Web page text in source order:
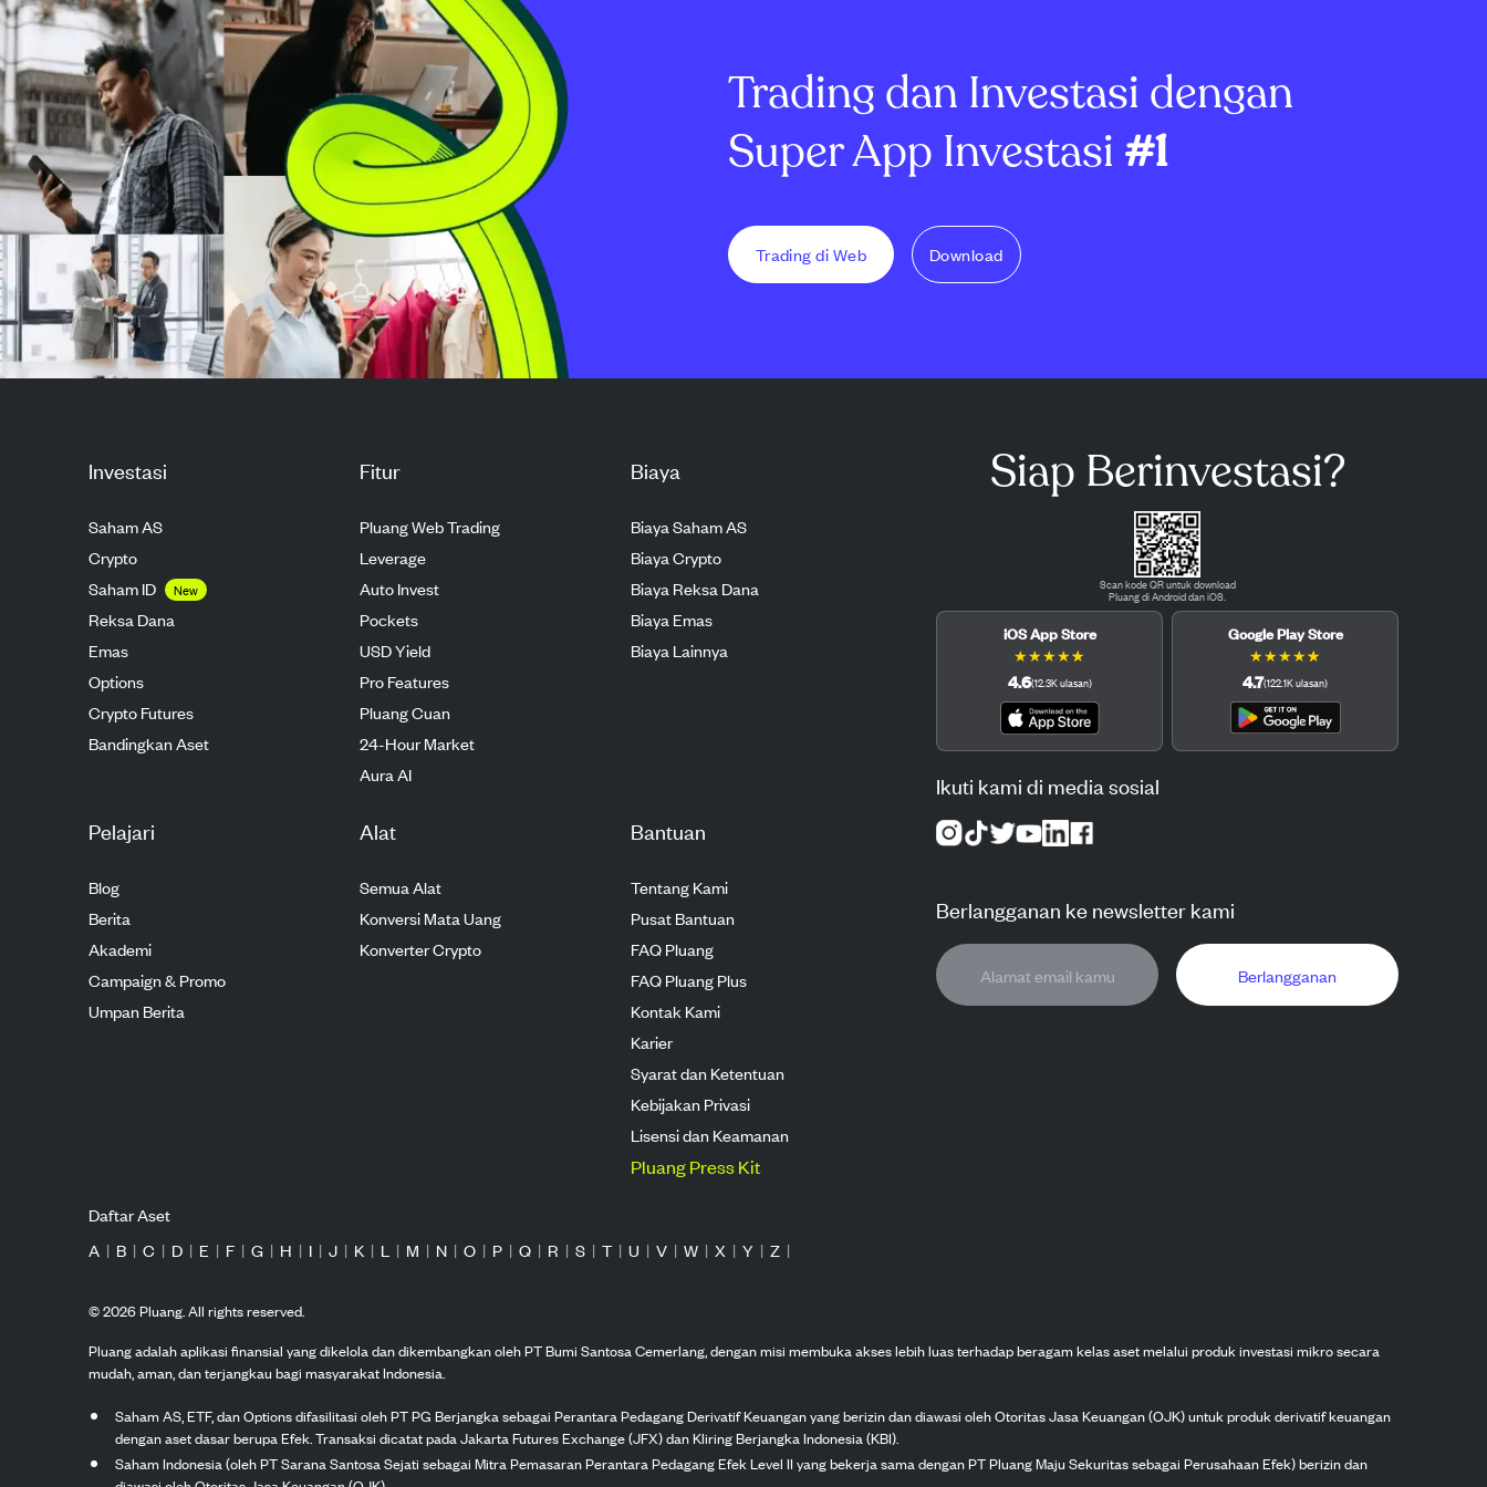
dan tra...
tersebut dicairkan dengan
harga £6,181815 per saham, ...
Trading dan Investasi dengan
Super App Investasi #1
Trading di Web Download
Investasi
Saham AS
Crypto
Saham ID
New
Reksa Dana
Emas
Options
Crypto Futures
Bandingkan Aset
Fitur
Pluang Web Trading
Leverage
Auto Invest
Pockets
USD Yield
Pro Features
Pluang Cuan
24-Hour Market
Aura AI
Biaya
Biaya Saham AS
Biaya Crypto
Biaya Reksa Dana
Biaya Emas
Biaya Lainnya
Pelajari
Blog
Berita
Akademi
Campaign & Promo
Umpan Berita
Alat
Semua Alat
Konversi Mata Uang
Konverter Crypto
Bantuan
Tentang Kami
Pusat Bantuan
FAQ Pluang
FAQ Pluang Plus
Kontak Kami
Karier
Syarat dan Ketentuan
Kebijakan Privasi
Lisensi dan Keamanan
Pluang Press Kit
Siap Berinvestasi?
Scan kode QR untuk download
Pluang di Android dan iOS.
iOS App Store
★★★★★
4.6(12.3Kulasan)
Google Play Store
★★★★★
4.7(122.1Kulasan)
Ikuti kami di media sosial
Berlangganan ke newsletter kami
Berlangganan
Daftar Aset
A | B | C | D | E | F | G | H | I | J | K | L | M | N | O | P | Q | R | S | T | U | V | W | X | Y | Z |
©2026Pluang. All rights reserved.
Pluang adalah aplikasi finansial yang dikelola dan dikembangkan oleh PT Bumi Santosa Cemerlang, dengan misi membuka akses lebih luas terhadap beragam kelas aset melalui produk investasi mikro secara
mudah, aman, dan terjangkau bagi masyarakat Indonesia.
Saham AS, ETF, dan Options difasilitasi oleh PT PG Berjangka sebagai Perantara Pedagang Derivatif Keuangan yang berizin dan diawasi oleh Otoritas Jasa Keuangan (OJK) untuk produk derivatif keuangan
dengan aset dasar berupa Efek. Transaksi dicatat pada Jakarta Futures Exchange (JFX) dan Kliring Berjangka Indonesia (KBI).
Saham Indonesia (oleh PT Sarana Santosa Sejati sebagai Mitra Pemasaran Perantara Pedagang Efek Level II yang bekerja sama dengan PT Pluang Maju Sekuritas sebagai Perusahaan Efek) berizin dan